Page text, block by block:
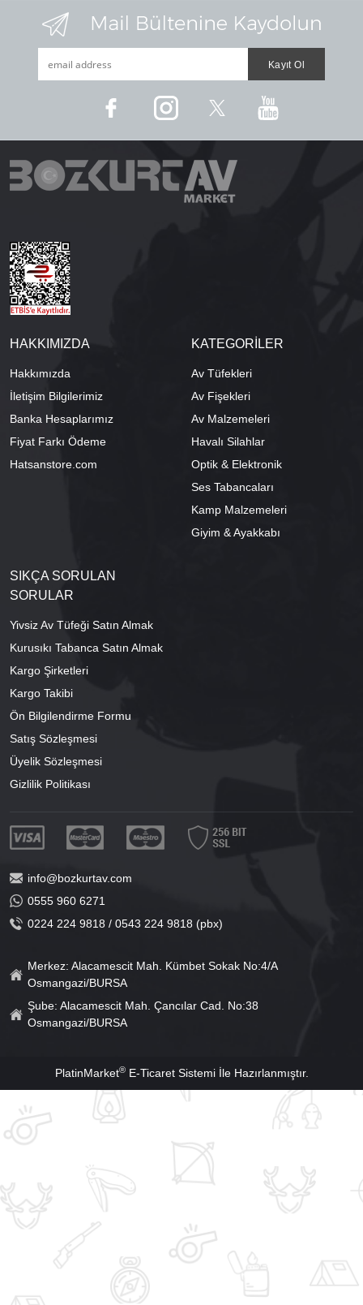
HAKKIMIZDA
Hakkımızda
İletişim Bilgilerimiz
Banka Hesaplarımız
Fiyat Farkı Ödeme
Hatsanstore.com
KATEGORİLER
Av Tüfekleri
Av Fişekleri
Av Malzemeleri
Havalı Silahlar
Optik & Elektronik
Ses Tabancaları
Kamp Malzemeleri
Giyim & Ayakkabı
SIKÇA SORULAN
SORULAR
Yivsiz Av Tüfeği Satın Almak
Kurusıkı Tabanca Satın Almak
Kargo Şirketleri
Kargo Takibi
Ön Bilgilendirme Formu
Satış Sözleşmesi
Üyelik Sözleşmesi
Gizlilik Politikası
info@bozkurtav.com
0555 960 6271
0224 224 9818 / 0543 224 9818 (pbx)
Merkez: Alacamescit Mah. Kümbet Sokak No:4/A
Osmangazi/BURSA
Şube: Alacamescit Mah. Çancılar Cad. No:38
Osmangazi/BURSA
PlatinMarket®E-Ticaret Sistemiİle Hazırlanmıştır.